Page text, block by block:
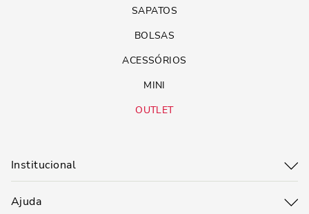
SAPATOS
BOLSAS
ACESSÓRIOS
MINI
OUTLET
Institucional
Ajuda